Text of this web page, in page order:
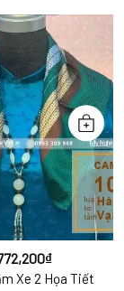
₫
Xe 2 Họa Tiết